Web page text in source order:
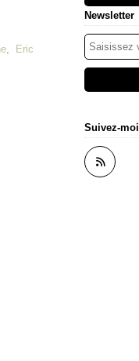
,
Eric
Newsletter
Suivez-moi